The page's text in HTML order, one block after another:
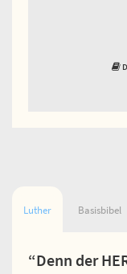
Luther Basisbibel
“Denn der